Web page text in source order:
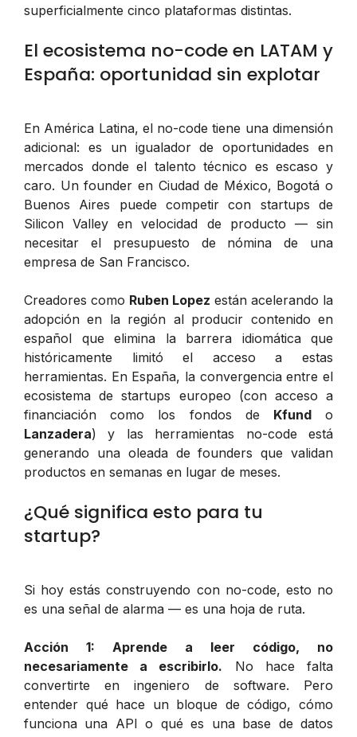
superficialmente cinco plataformas distintas.
El ecosistema no-code en LATAM y
España: oportunidad sin explotar
En América Latina, el no-code tiene una dimensión
adicional: es un igualador de oportunidades en
mercados donde el talento técnico es escaso y
caro. Un founder en Ciudad de México, Bogotá o
Buenos Aires puede competir con startups de
Silicon Valley en velocidad de producto — sin
necesitar el presupuesto de nómina de una
empresa de San Francisco.
Creadores como Ruben Lopez están acelerando la
adopción en la región al producir contenido en
español que elimina la barrera idiomática que
históricamente limitó el acceso a estas
herramientas. En España, la convergencia entre el
ecosistema de startups europeo (con acceso a
financiación como los fondos de Kfundo
Lanzadera) y las herramientas no-code está
generando una oleada de founders que validan
productos en semanas en lugar de meses.
¿Qué significa esto para tu
startup?
Si hoy estás construyendo con no-code, esto no
es una señal de alarma — es una hoja de ruta.
Acción 1: Aprende a leer código, no
necesariamente a escribirlo. No hace falta
convertirte en ingeniero de software. Pero
entender qué hace un bloque de código, cómo
funciona una API o qué es una base de datos